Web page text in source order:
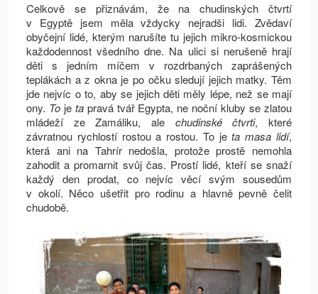
Celkově se přiznávám, že na chudinských čtvrtí
v Egyptě jsem měla vždycky nejradši lidi. Zvědaví
obyčejní lidé, kterým narušíte tu jejich mikro-kosmickou
každodennost všedního dne. Na ulici si nerušeně hrají
děti s jedním míčem v rozdrbaných zaprášených
teplákách a z okna je po očku sledují jejich matky. Těm
jde nejvíc o to, aby se jejich děti měly lépe, než se mají
ony. Toje tapravá tvář Egypta, ne noční kluby se zlatou
mládeží ze Zamáliku, ale chudinské čtvrti, které
závratnou rychlostí rostou a rostou. To jeta masa lidí,
která ani na Tahrír nedošla, protože prostě nemohla
zahodit a promarnit svůj čas. Prostí lidé, kteří se snaží
každý den prodat, co nejvíc věcí svým sousedům
v okolí. Něco ušetřit pro rodinu a hlavně pevně čelit
chudobě.